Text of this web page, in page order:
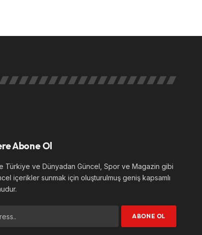
Abone Ol
Türkiye ve Dünyadan Güncel, Spor ve Magazin gibi
içerikler sunmak için oluşturulmuş geniş kapsamlı